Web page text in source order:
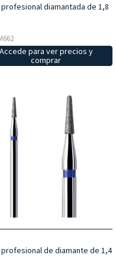
diamantada de 1,8
Accede para ver precios y
comprar
de diamante de 1,4